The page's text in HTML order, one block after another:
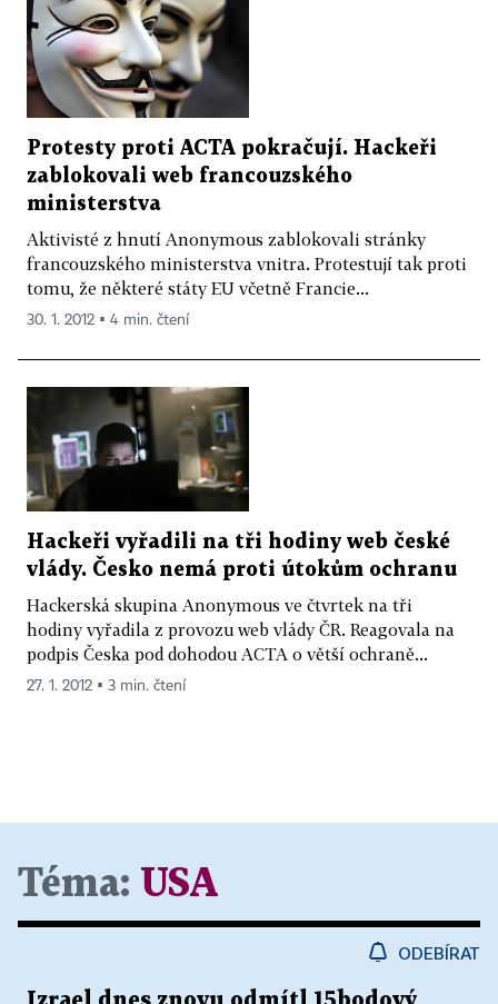
Protesty proti ACTA pokračují. Hackeři
zablokovali web francouzského
ministerstva
Aktivisté z hnutí Anonymous zablokovali stránky
francouzského ministerstva vnitra. Protestují tak proti
tomu, že některé státy EU včetně Francie...
30. 1. 2012 ▪ 4 min. čtení
Hackeři vyřadili na tři hodiny web české
vlády. Česko nemá proti útokům ochranu
Hackerská skupina Anonymous ve čtvrtek na tři
hodiny vyřadila z provozu web vlády ČR. Reagovala na
podpis Česka pod dohodou ACTA o větší ochraně...
27. 1. 2012 ▪ 3 min. čtení
Téma: USA
ODEBÍRAT